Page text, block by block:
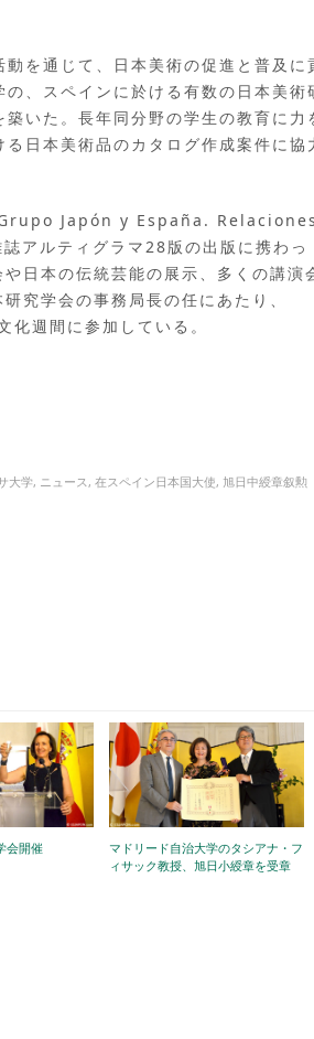
を通じて、日本美術の促進と普及に
、スペインに於ける有数の日本美術
いた。長年同分野の学生の教育に力
日本美術品のカタログ作成案件に協
Grupo Japón y España. Relaciones
ルティグラマ28版の出版に携わっ
日本の伝統芸能の展示、多くの講演
究学会の事務局長の任にあたり、
週間に参加している。
大学, ニュース, 在スペイン日本国大使, 旭日中綬章叙勲
会開催
マドリード自治大学のタシアナ・フ
ィサック教授、旭日小綬章を受章